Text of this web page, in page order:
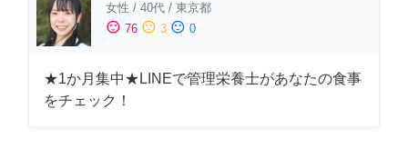
女性 / 40代 / 東京都
sentiment_satisfied 76 sentiment_neutral 3 sentiment_dissatisfied 0
★1か月集中★LINEで管理栄養士があなたの食事
をチェック！